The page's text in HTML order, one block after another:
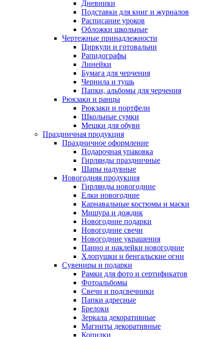
Дневники
Подставки для книг и журналов
Расписание уроков
Обложки школьные
Чертежные принадлежности
Циркули и готовальни
Рапидографы
Линейки
Бумага для черчения
Чернила и тушь
Папки, альбомы для черчения
Рюкзаки и ранцы
Рюкзаки и портфели
Школьные сумки
Мешки для обуви
Праздничная продукция
Праздничное оформление
Подарочная упаковка
Гирлянды праздничные
Шары надувные
Новогодняя продукция
Гирлянды новогодние
Елки новогодние
Карнавальные костюмы и маски
Мишура и дождик
Новогодние подарки
Новогодние свечи
Новогодние украшения
Панно и наклейки новогодние
Хлопушки и бенгальские огни
Сувениры и подарки
Рамки для фото и сертификатов
Фотоальбомы
Свечи и подсвечники
Папки адресные
Брелоки
Зеркала декоративные
Магниты декоративные
Копилки